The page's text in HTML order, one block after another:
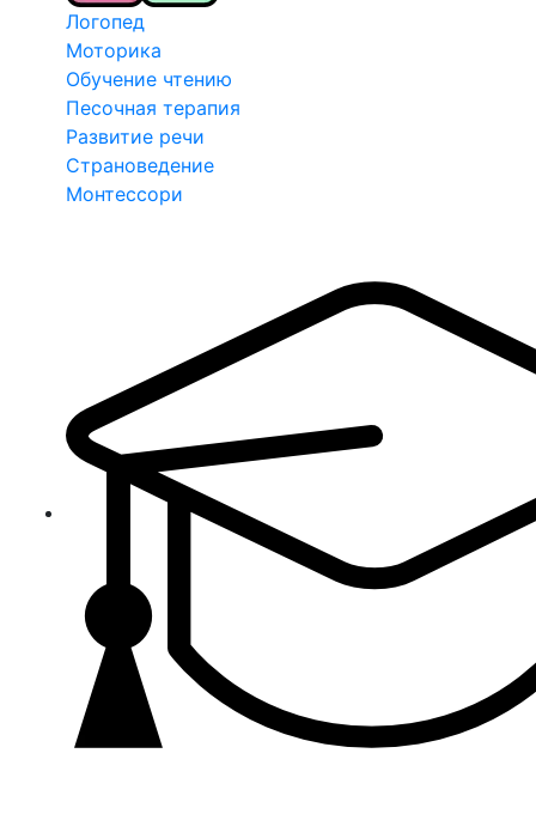
Логопед
Моторика
Обучение чтению
Песочная терапия
Развитие речи
Страноведение
Монтессори